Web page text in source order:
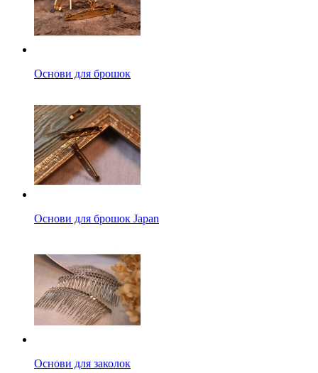
Основи для брошок
Основи для брошок Japan
Основи для заколок